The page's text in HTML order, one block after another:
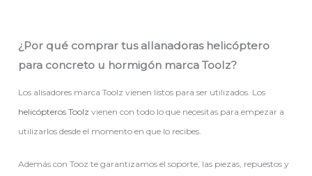
¿Por qué comprar tus allanadoras helicóptero
para concreto u hormigón marca Toolz?
Los alisadores marca Toolz vienen listos para ser utilizados. Los
helicópteros Toolz vienen con todo lo que necesitas para empezar a
utilizarlos desde el momento en que lo recibes.
Además con Tooz te garantizamos el soporte, las piezas, repuestos y